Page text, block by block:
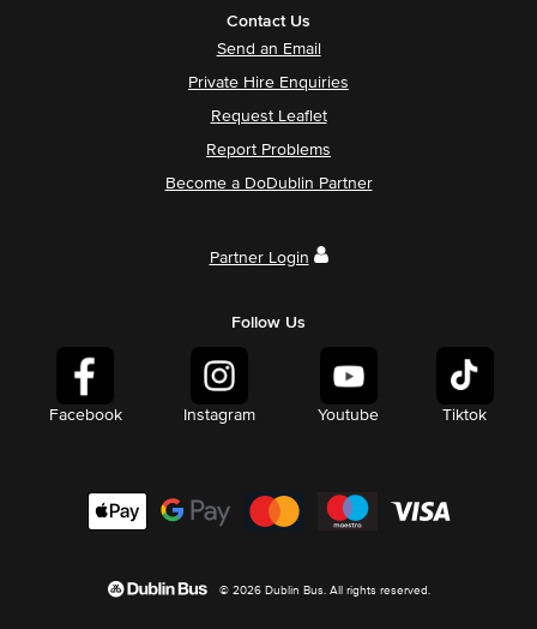
Contact Us
Send an Email
Private Hire Enquiries
Request Leaflet
Report Problems
Become a DoDublin Partner
Partner Login
Follow Us
Facebook Instagram Youtube Tiktok
© 2026 Dublin Bus. All rights reserved.